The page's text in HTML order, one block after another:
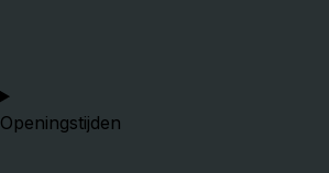
Openingstijden